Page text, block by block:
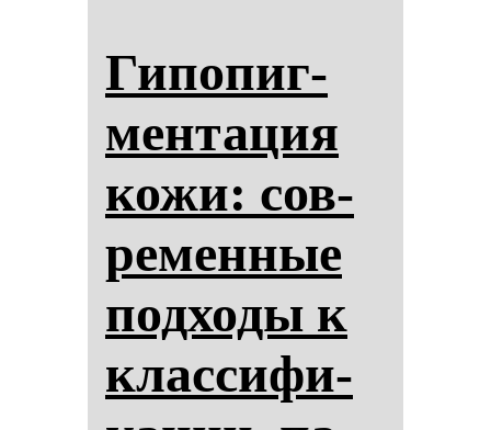
Ги­по­пиг­
мен­та­ция
ко­жи: сов­
ре­мен­ные
под­хо­ды к
клас­си­фи­